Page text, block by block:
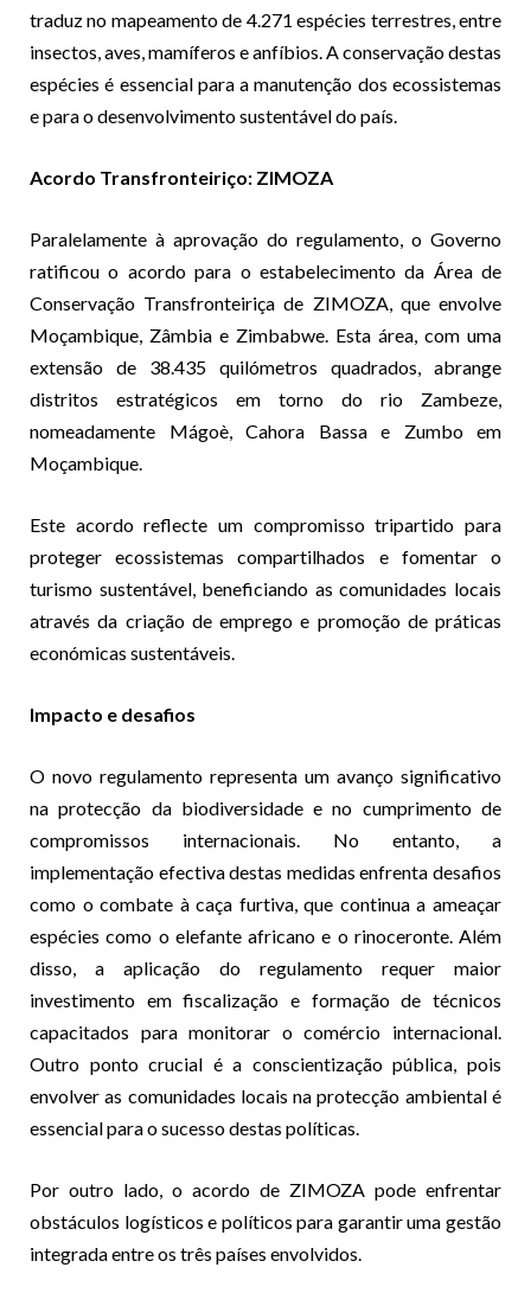
traduz no mapeamento de 4.271 espécies terrestres, entre
insectos, aves, mamíferos e anfíbios. A conservação destas
espécies é essencial para a manutenção dos ecossistemas
e para o desenvolvimento sustentável do país.
Acordo Transfronteiriço: ZIMOZA
Paralelamente à aprovação do regulamento, o Governo
ratificou o acordo para o estabelecimento da Área de
Conservação Transfronteiriça de ZIMOZA, que envolve
Moçambique, Zâmbia e Zimbabwe. Esta área, com uma
extensão de 38.435 quilómetros quadrados, abrange
distritos estratégicos em torno do rio Zambeze,
nomeadamente Mágoè, Cahora Bassa e Zumbo em
Moçambique.
Este acordo reflecte um compromisso tripartido para
proteger ecossistemas compartilhados e fomentar o
turismo sustentável, beneficiando as comunidades locais
através da criação de emprego e promoção de práticas
económicas sustentáveis.
Impacto e desafios
O novo regulamento representa um avanço significativo
na protecção da biodiversidade e no cumprimento de
compromissos internacionais. No entanto, a
implementação efectiva destas medidas enfrenta desafios
como o combate à caça furtiva, que continua a ameaçar
espécies como o elefante africano e o rinoceronte. Além
disso, a aplicação do regulamento requer maior
investimento em fiscalização e formação de técnicos
capacitados para monitorar o comércio internacional.
Outro ponto crucial é a conscientização pública, pois
envolver as comunidades locais na protecção ambiental é
essencial para o sucesso destas políticas.
Por outro lado, o acordo de ZIMOZA pode enfrentar
obstáculos logísticos e políticos para garantir uma gestão
integrada entre os três países envolvidos.